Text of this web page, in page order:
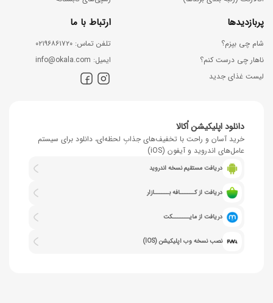
پربازدیدها
شام چی بپزم؟
ناهار چی درست کنم؟
لیست غذای جدید
ارتباط با ما
ﺗﻠﻔﻦ ﺗﻤﺎس: ۰۲۱۹۶۸۶۱۷۲۰
اﯾﻤﯿﻞ: info@okala.com
دانلود اپلیکیشن اُکالا
خرید آسان و راحت با تخفیف‌های جذابِ لحظه‌ای، دانلود برای سیستم
عامل‌های اندروید و آیفون (iOS)
دریافت مستقیم نسخه اندروید
دریافت از کــــــافه بــــــازار
دریافت از مایـــــــکت
نصب نسخه وب اپلیکیشن (IOS)